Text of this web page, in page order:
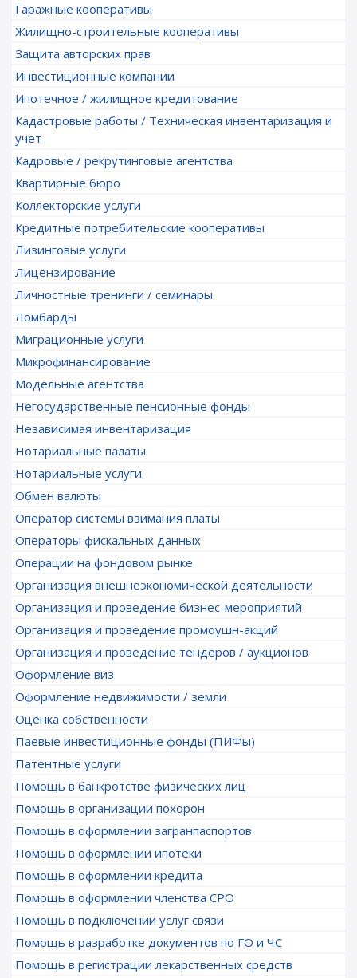
Гаражные кооперативы
Жилищно-строительные кооперативы
Защита авторских прав
Инвестиционные компании
Ипотечное / жилищное кредитование
Кадастровые работы / Техническая инвентаризация и
учет
Кадровые / рекрутинговые агентства
Квартирные бюро
Коллекторские услуги
Кредитные потребительские кооперативы
Лизинговые услуги
Лицензирование
Личностные тренинги / семинары
Ломбарды
Миграционные услуги
Микрофинансирование
Модельные агентства
Негосударственные пенсионные фонды
Независимая инвентаризация
Нотариальные палаты
Нотариальные услуги
Обмен валюты
Оператор системы взимания платы
Операторы фискальных данных
Операции на фондовом рынке
Организация внешнеэкономической деятельности
Организация и проведение бизнес-мероприятий
Организация и проведение промоушн-акций
Организация и проведение тендеров / аукционов
Оформление виз
Оформление недвижимости / земли
Оценка собственности
Паевые инвестиционные фонды (ПИФы)
Патентные услуги
Помощь в банкротстве физических лиц
Помощь в организации похорон
Помощь в оформлении загранпаспортов
Помощь в оформлении ипотеки
Помощь в оформлении кредита
Помощь в оформлении членства СРО
Помощь в подключении услуг связи
Помощь в разработке документов по ГО и ЧС
Помощь в регистрации лекарственных средств